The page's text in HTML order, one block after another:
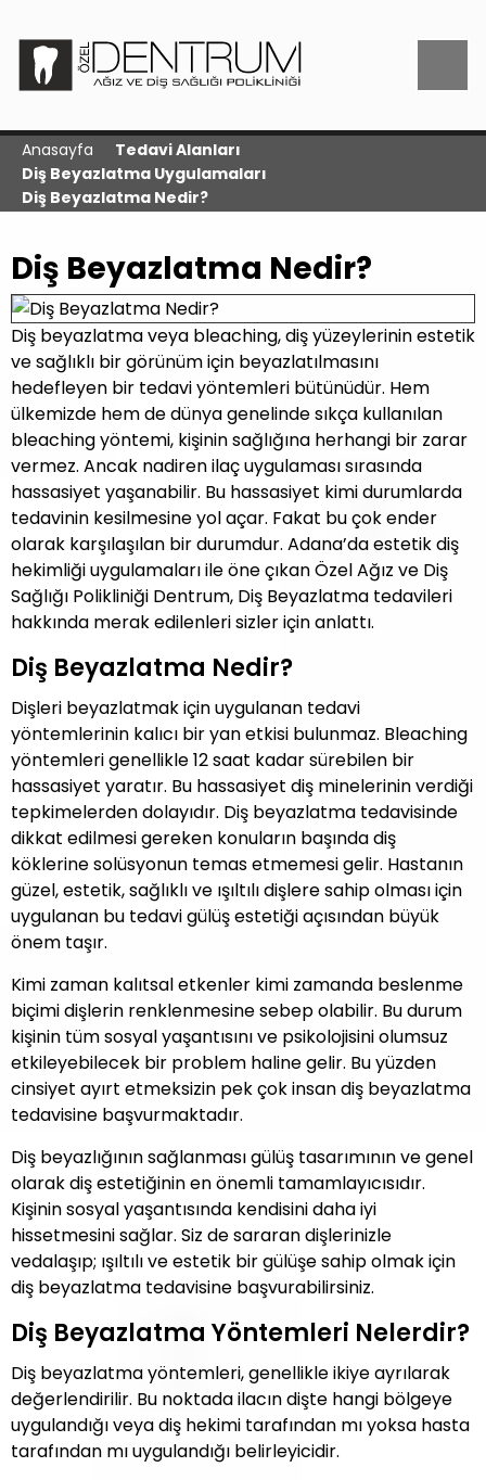
Anasayfa
Tedavi Alanları
Diş Beyazlatma Uygulamaları
Diş Beyazlatma Nedir?
Diş Beyazlatma Nedir?
Diş beyazlatma veya bleaching, diş yüzeylerinin estetik
ve sağlıklı bir görünüm için beyazlatılmasını
hedefleyen bir tedavi yöntemleri bütünüdür. Hem
ülkemizde hem de dünya genelinde sıkça kullanılan
bleaching yöntemi, kişinin sağlığına herhangi bir zarar
vermez. Ancak nadiren ilaç uygulaması sırasında
hassasiyet yaşanabilir. Bu hassasiyet kimi durumlarda
tedavinin kesilmesine yol açar. Fakat bu çok ender
olarak karşılaşılan bir durumdur. Adana’da estetik diş
hekimliği uygulamaları ile öne çıkan Özel Ağız ve Diş
Sağlığı Polikliniği Dentrum, Diş Beyazlatma tedavileri
hakkında merak edilenleri sizler için anlattı.
Diş Beyazlatma Nedir?
Dişleri beyazlatmak için uygulanan tedavi
yöntemlerinin kalıcı bir yan etkisi bulunmaz. Bleaching
yöntemleri genellikle 12 saat kadar sürebilen bir
hassasiyet yaratır. Bu hassasiyet diş minelerinin verdiği
tepkimelerden dolayıdır. Diş beyazlatma tedavisinde
dikkat edilmesi gereken konuların başında diş
köklerine solüsyonun temas etmemesi gelir. Hastanın
güzel, estetik, sağlıklı ve ışıltılı dişlere sahip olması için
uygulanan bu tedavi gülüş estetiği açısından büyük
önem taşır.
Kimi zaman kalıtsal etkenler kimi zamanda beslenme
biçimi dişlerin renklenmesine sebep olabilir. Bu durum
kişinin tüm sosyal yaşantısını ve psikolojisini olumsuz
etkileyebilecek bir problem haline gelir. Bu yüzden
cinsiyet ayırt etmeksizin pek çok insan diş beyazlatma
tedavisine başvurmaktadır.
Diş beyazlığının sağlanması gülüş tasarımının ve genel
olarak diş estetiğinin en önemli tamamlayıcısıdır.
Kişinin sosyal yaşantısında kendisini daha iyi
hissetmesini sağlar. Siz de sararan dişlerinizle
vedalaşıp; ışıltılı ve estetik bir gülüşe sahip olmak için
diş beyazlatma tedavisine başvurabilirsiniz.
Diş Beyazlatma Yöntemleri Nelerdir?
Diş beyazlatma yöntemleri, genellikle ikiye ayrılarak
değerlendirilir. Bu noktada ilacın dişte hangi bölgeye
uygulandığı veya diş hekimi tarafından mı yoksa hasta
tarafından mı uygulandığı belirleyicidir.